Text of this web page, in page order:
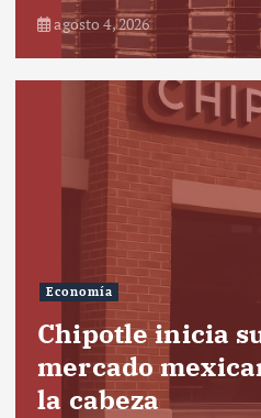
agosto 4, 2026
Economía
Chipotle inicia
mercado
la cabeza